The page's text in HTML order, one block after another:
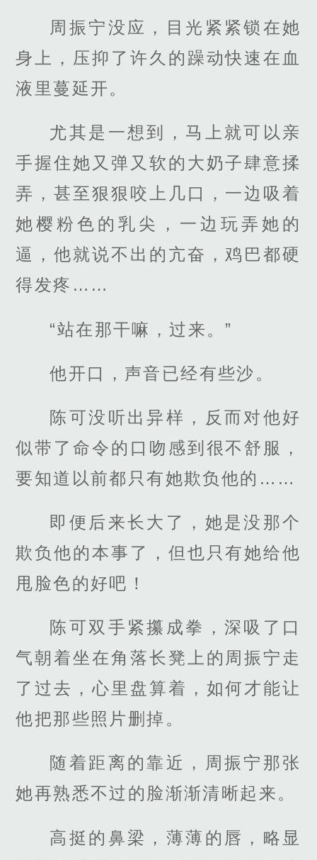
周振宁没应，目光紧紧锁在她
身上，压抑了许久的躁动快速在血
液里蔓延开。
尤其是一想到，马上就可以亲
手握住她又弹又软的大奶子肆意揉
弄，甚至狠狠咬上几口，一边吸着
她樱粉色的乳尖，一边玩弄她的
逼，他就说不出的亢奋，鸡巴都硬
得发疼……
“站在那干嘛，过来。”
他开口，声音已经有些沙。
陈可没听出异样，反而对他好
似带了命令的口吻感到很不舒服，
要知道以前都只有她欺负他的……
即便后来长大了，她是没那个
欺负他的本事了，但也只有她给他
甩脸色的好吧！
陈可双手紧攥成拳，深吸了口
气朝着坐在角落长凳上的周振宁走
了过去，心里盘算着，如何才能让
他把那些照片删掉。
随着距离的靠近，周振宁那张
她再熟悉不过的脸渐渐清晰起来。
高挺的鼻梁，薄薄的唇，略显